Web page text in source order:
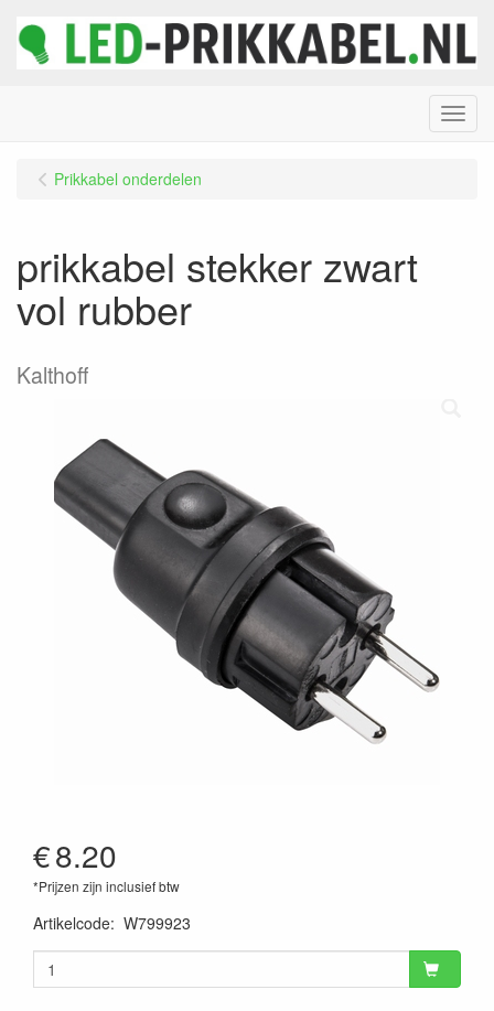
Menu
Prikkabel onderdelen
prikkabel stekker zwart
vol rubber
Kalthoff
€8.20
*Prijzen zijn inclusief btw
Artikelcode: W799923